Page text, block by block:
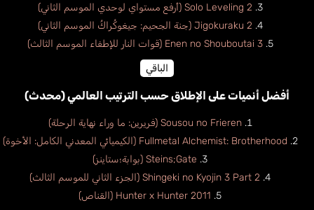
Solo Leveling 2 (أرفع مستواي لوحدي الموسم الثاني)
Jigokuraku 2 (جنة الجحيم: جيغوكُراكُ الموسم الثاني)
Enen no Shouboutai 3 (قوات النار للإطفاء الموسم الثالث)
الباقي
أفضل أنميات على الإطلاق حسب الترتيب العالمي (محدث)
Sousou no Frieren (فريرين: ما وراء نهاية الرحلة)
Fullmetal Alchemist: Brotherhood (الكيميائي المعدني الكامل: الأخوة)
Steins;Gate (بوابة؛ستاينز)
Shingeki no Kyojin 3 Part 2 (الجزء الثاني للموسم الثالث)
Hunter x Hunter 2011 (القناص)